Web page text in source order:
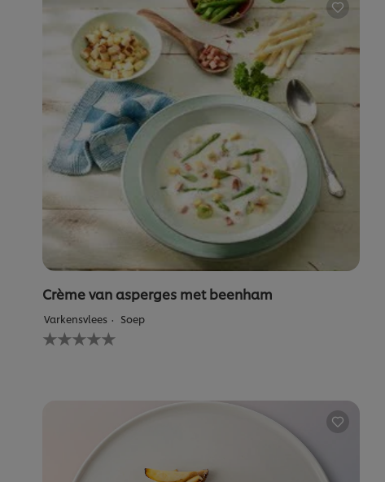
Crème van asperges met beenham
Varkensvlees Soep
Geen
beoordelingen